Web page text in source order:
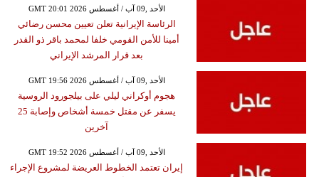
GMT 20:01 2026 الأحد ,09 آب / أغسطس
الرئاسة الإيرانية تعلن تعيين محسن رضائي
أمينا للأمن القومي خلفا لمحمد باقر ذو القدر
بعد قرار المرشد الإيراني
GMT 19:56 2026 الأحد ,09 آب / أغسطس
هجوم أوكراني ليلي على بيلجورود الروسية
يسفر عن مقتل خمسة أشخاص وإصابة 25
آخرين
GMT 19:52 2026 الأحد ,09 آب / أغسطس
إيران تعتمد الخطوط العريضة لمشروع الإجراء